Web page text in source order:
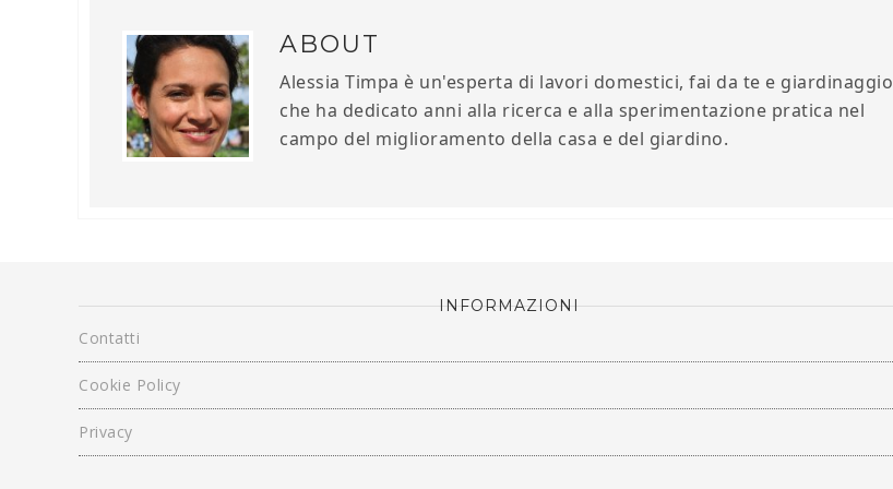
ABOUT
Alessia Timpa è un'esperta di lavori domestici, fai da te e giardinaggio
che ha dedicato anni alla ricerca e alla sperimentazione pratica nel
campo del miglioramento della casa e del giardino.
INFORMAZIONI
Contatti
Cookie Policy
Privacy